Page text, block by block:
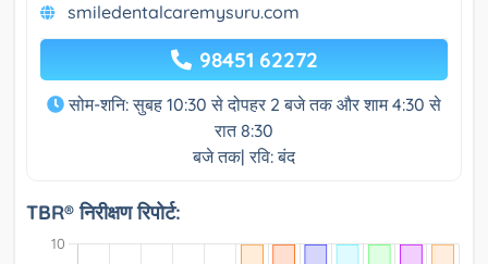
smiledentalcaremysuru.com
98451 62272
सोम-शनि: सुबह 10:30 से दोपहर 2 बजे तक और शाम 4:30 से
रात 8:30
बजे तक| रवि: बंद
TBR® निरीक्षण रिपोर्ट: